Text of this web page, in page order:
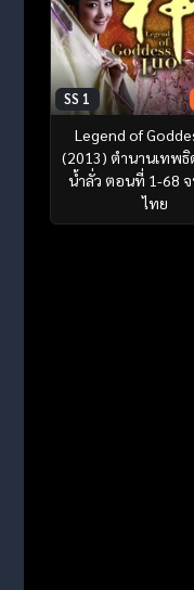
SS 1
Legend of
(2013) ตำนานเทพธิ
น้ำลั่ว ตอนที่ 1-68
ไทย